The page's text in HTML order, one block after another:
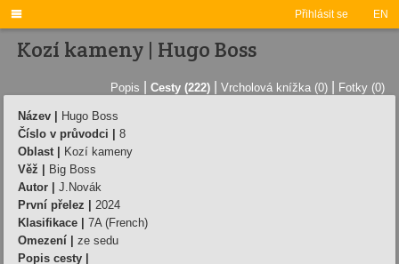
Přihlásit se EN

Kozí kameny | Hugo Boss
Popis Cesty (222) Vrcholová knížka (0) Fotky (0)
Název |
Hugo Boss
Číslo v průvodci |
8
Oblast |
Kozí kameny
Věž |
Big Boss
Autor |
J.Novák
První přelez |
2024
Klasifikace |
7A (French)
Omezení |
ze sedu
Popis cesty |